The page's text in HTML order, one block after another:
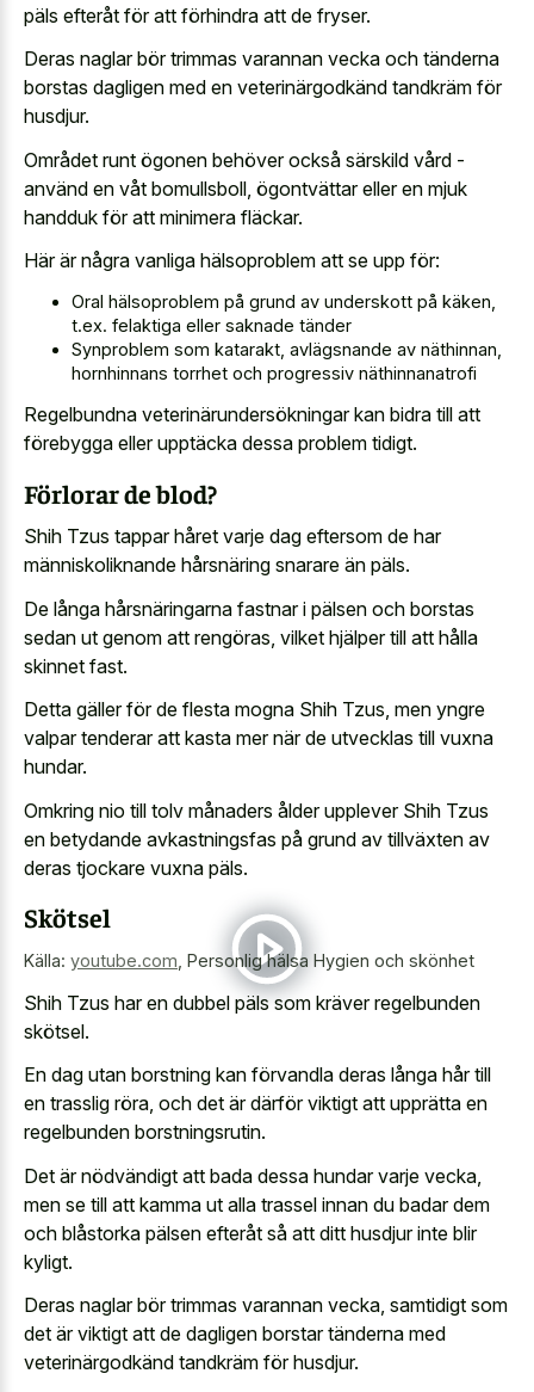
päls efteråt för att förhindra att de fryser.
Deras naglar bör trimmas varannan vecka och tänderna
borstas dagligen med en veterinärgodkänd tandkräm för
husdjur.
Området runt ögonen behöver också särskild vård -
använd en våt bomullsboll, ögontvättar eller en mjuk
handduk för att minimera fläckar.
Här är några vanliga hälsoproblem att se upp för:
Oral hälsoproblem på grund av underskott på käken,
t.ex. felaktiga eller saknade tänder
Synproblem som katarakt, avlägsnande av näthinnan,
hornhinnans torrhet och progressiv näthinnanatrofi
Regelbundna veterinärundersökningar kan bidra till att
förebygga eller upptäcka dessa problem tidigt.
Förlorar de blod?
Shih Tzus tappar håret varje dag eftersom de har
människoliknande hårsnäring snarare än päls.
De långa hårsnäringarna fastnar i pälsen och borstas
sedan ut genom att rengöras, vilket hjälper till att hålla
skinnet fast.
Detta gäller för de flesta mogna Shih Tzus, men yngre
valpar tenderar att kasta mer när de utvecklas till vuxna
hundar.
Omkring nio till tolv månaders ålder upplever Shih Tzus
en betydande avkastningsfas på grund av tillväxten av
deras tjockare vuxna päls.
Skötsel
Källa: youtube.com, Personlig hälsa Hygien och skönhet
Shih Tzus har en dubbel päls som kräver regelbunden
skötsel.
En dag utan borstning kan förvandla deras långa hår till
en trasslig röra, och det är därför viktigt att upprätta en
regelbunden borstningsrutin.
Det är nödvändigt att bada dessa hundar varje vecka,
men se till att kamma ut alla trassel innan du badar dem
och blåstorka pälsen efteråt så att ditt husdjur inte blir
kyligt.
Deras naglar bör trimmas varannan vecka, samtidigt som
det är viktigt att de dagligen borstar tänderna med
veterinärgodkänd tandkräm för husdjur.